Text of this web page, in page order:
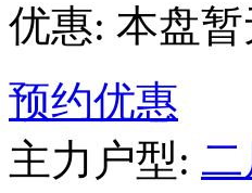
优惠: 本盘
预约优惠
主力户型: